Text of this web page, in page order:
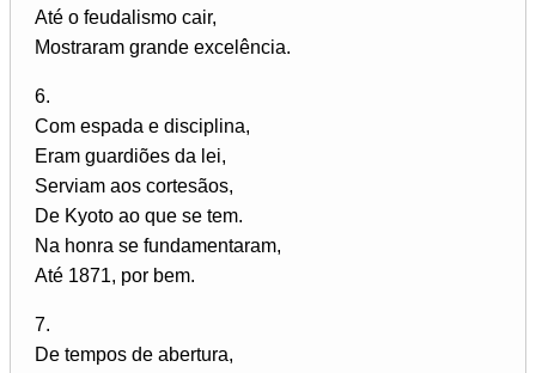
Até o feudalismo cair,
Mostraram grande excelência.
6.
Com espada e disciplina,
Eram guardiões da lei,
Serviam aos cortesãos,
De Kyoto ao que se tem.
Na honra se fundamentaram,
Até 1871, por bem.
7.
De tempos de abertura,